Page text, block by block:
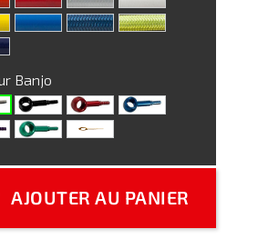
Banjo
AJOUTER AU PANIER